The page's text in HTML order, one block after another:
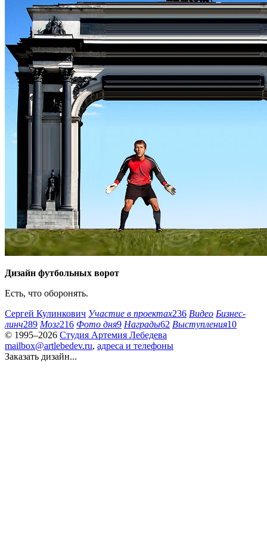
Дизайн футбольных ворот
Есть, что оборонять.
Сергей Кулинкович Участие в проектах236 Видео Бизнес-
линч289 Мозг216 Фото дня9 Награды62 Выступления10
© 1995–2026 Студия Артемия Лебедева
mailbox@artlebedev.ru, адреса и телефоны
Заказать дизайн...